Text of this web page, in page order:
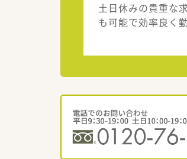
土日休みの貴重な
も可能で効率良く